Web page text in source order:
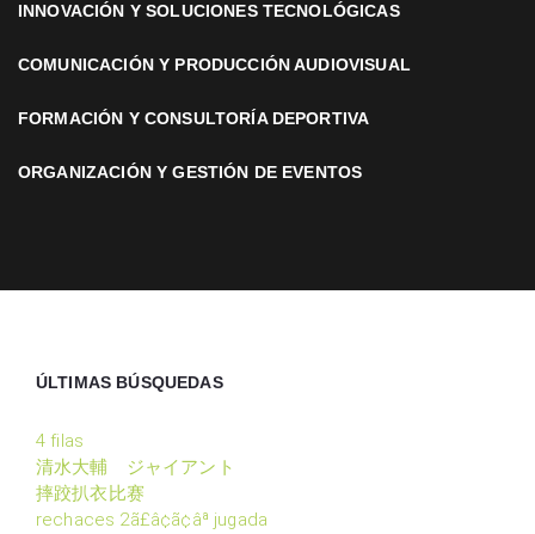
INNOVACIÓN Y SOLUCIONES TECNOLÓGICAS
COMUNICACIÓN Y PRODUCCIÓN AUDIOVISUAL
FORMACIÓN Y CONSULTORÍA DEPORTIVA
ORGANIZACIÓN Y GESTIÓN DE EVENTOS
ÚLTIMAS BÚSQUEDAS
4 filas
清水大輔 ジャイアント
摔跤扒衣比赛
rechaces 2ã£â¢ã¢âª jugada